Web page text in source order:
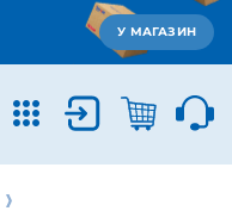
У МАГАЗИН